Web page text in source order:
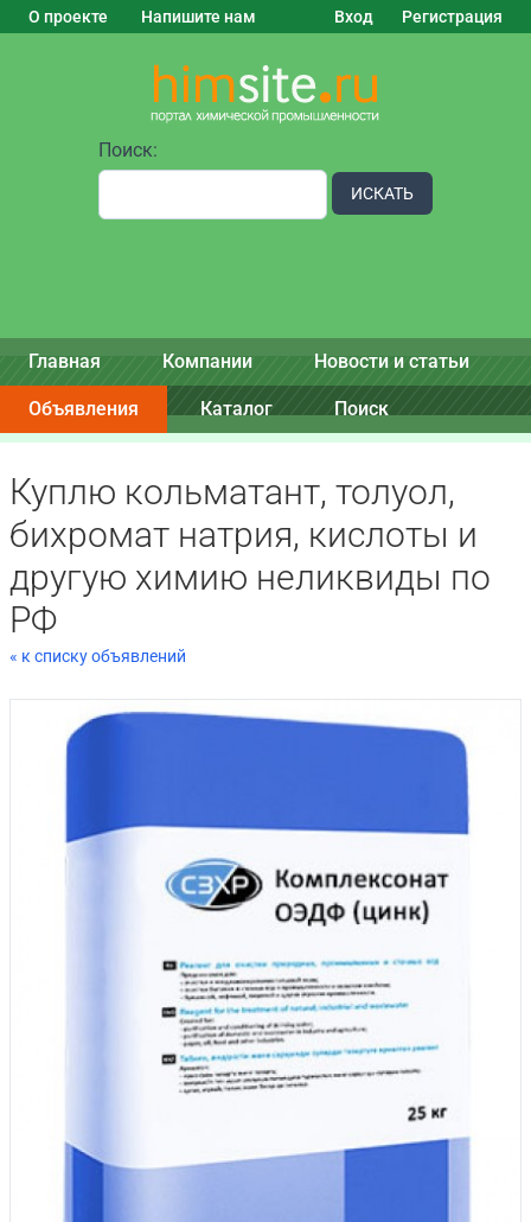
О проекте Напишите нам Вход Регистрация
Поиск:
ИСКАТЬ
Главная Компании Новости и статьи
Объявления Каталог Поиск
Куплю кольматант, толуол,
бихромат натрия, кислоты и
другую химию неликвиды по
РФ
« к списку объявлений